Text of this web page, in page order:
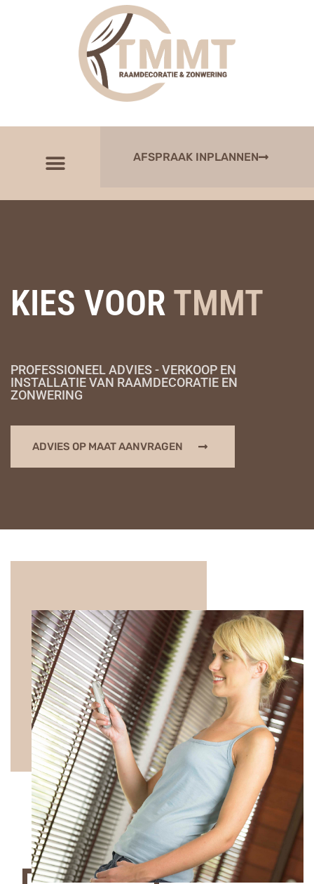
AFSPRAAK INPLANNEN
KIES VOOR TMMT
PROFESSIONEEL ADVIES - VERKOOP EN
INSTALLATIE VAN RAAMDECORATIE EN
ZONWERING
ADVIES OP MAAT AANVRAGEN